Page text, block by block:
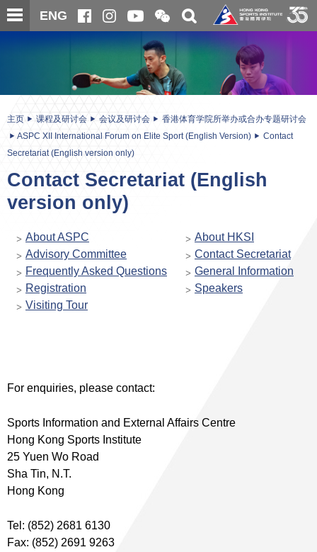
跳
至
ENG
开
合
信
二
维
码
关
搜
主页 课程及研讨会 会议及研讨会
香港体育学院所举办或合办专题研讨会
ASPC XII International Forum on Elite Sport (English Version)
Contact
Secretariat (English version only)
Contact Secretariat (English
version only)
About ASPC
About HKSI
Advisory Committee
Contact Secretariat
Frequently Asked Questions
General Information
Registration
Speakers
Visiting Tour
For enquiries, please contact:
Sports Information and External Affairs Centre
Hong Kong Sports Institute
25 Yuen Wo Road
Sha Tin, N.T.
Hong Kong
Tel: (852) 2681 6130
Fax: (852) 2691 9263